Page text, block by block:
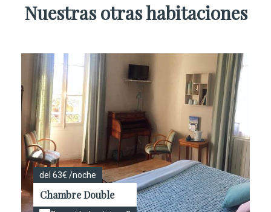
Nuestras otras habitaciones
del 63€ /noche
Chambre Double